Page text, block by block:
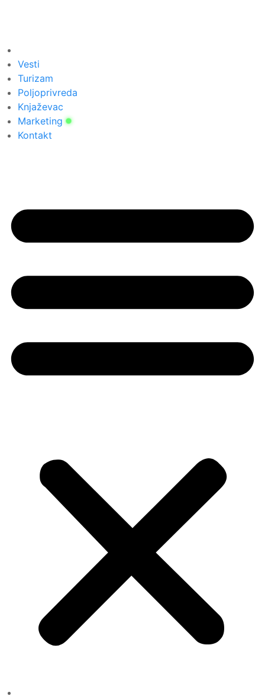
Vesti
Turizam
Poljoprivreda
Knjaževac
Marketing
Kontakt